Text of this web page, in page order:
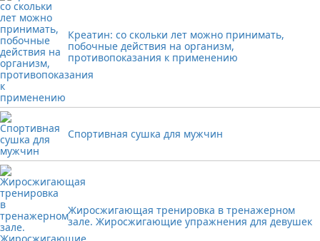
Креатин: со скольки лет можно принимать,
побочные действия на организм,
противопоказания к применению
Спортивная сушка для мужчин
Жиросжигающая тренировка в тренажерном
зале. Жиросжигающие упражнения для девушек